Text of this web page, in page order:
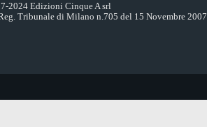
2024 Edizioni Cinque A srl
Tribunale di Milano n.705 del 15 Novembre 2007